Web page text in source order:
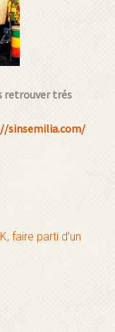
retrouver trés
sinsemilia.com/
faire parti d’un